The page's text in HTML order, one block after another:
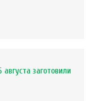
августа заготовили